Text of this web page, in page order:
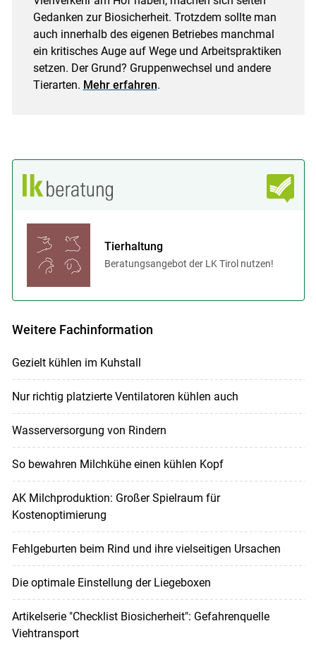
Gedanken zur Biosicherheit. Trotzdem sollte man
auch innerhalb des eigenen Betriebes manchmal
ein kritisches Auge auf Wege und Arbeitspraktiken
setzen. Der Grund? Gruppenwechsel und andere
Tierarten. Mehr erfahren.
Tierhaltung
Beratungsangebot der LK Tirol nutzen!
Weitere Fachinformation
Gezielt kühlen im Kuhstall
Nur richtig platzierte Ventilatoren kühlen auch
Wasserversorgung von Rindern
So bewahren Milchkühe einen kühlen Kopf
AK Milchproduktion: Großer Spielraum für
Kostenoptimierung
Fehlgeburten beim Rind und ihre vielseitigen Ursachen
Die optimale Einstellung der Liegeboxen
Artikelserie "Checklist Biosicherheit": Gefahrenquelle
Viehtransport